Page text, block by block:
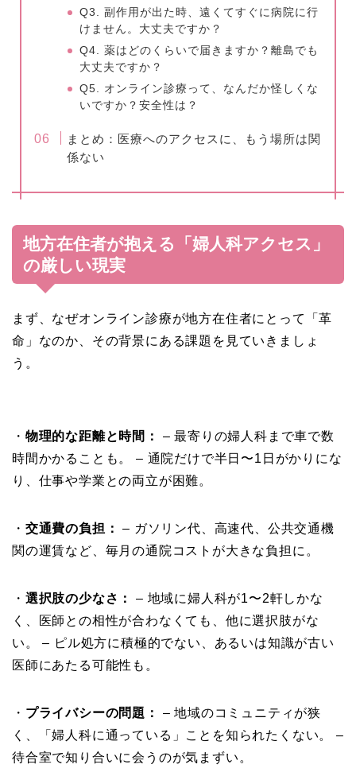
Q3. 副作用が出た時、遠くてすぐに病院に行
けません。大丈夫ですか？
Q4. 薬はどのくらいで届きますか？離島でも
大丈夫ですか？
Q5. オンライン診療って、なんだか怪しくな
いですか？安全性は？
まとめ：医療へのアクセスに、もう場所は関
係ない
地方在住者が抱える「婦人科アクセス」
の厳しい現実
まず、なぜオンライン診療が地方在住者にとって「革
命」なのか、その背景にある課題を見ていきましょ
う。
・ 物理的な距離と時間：
– 最寄りの婦人科まで車で数
時間かかることも。 – 通院だけで半日〜1日がかりにな
り、仕事や学業との両立が困難。
・ 交通費の負担：
– ガソリン代、高速代、公共交通機
関の運賃など、毎月の通院コストが大きな負担に。
・ 選択肢の少なさ：
– 地域に婦人科が1〜2軒しかな
く、医師との相性が合わなくても、他に選択肢がな
い。 – ピル処方に積極的でない、あるいは知識が古い
医師にあたる可能性も。
・ プライバシーの問題：
– 地域のコミュニティが狭
く、「婦人科に通っている」ことを知られたくない。 –
待合室で知り合いに会うのが気まずい。